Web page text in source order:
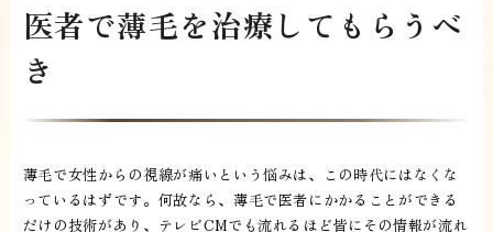
医者で薄毛を治療してもらうべ
き
薄毛で女性からの視線が痛いという悩みは、この時代にはなくな
っているはずです。何故なら、薄毛で医者にかかることができる
だけの技術があり、テレビCMでも流れるほど皆にその情報が流れ